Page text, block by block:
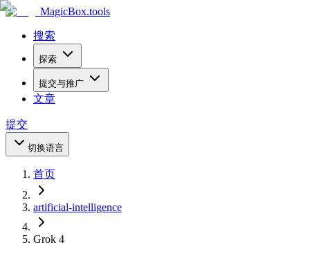
MagicBox.tools
搜索
探索
提交与推广
文章
提交
切换语言
首页
artificial-intelligence
Grok 4